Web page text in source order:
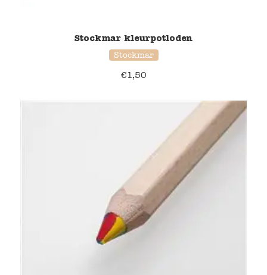
Stockmar kleurpotloden
Stockmar
€1,50